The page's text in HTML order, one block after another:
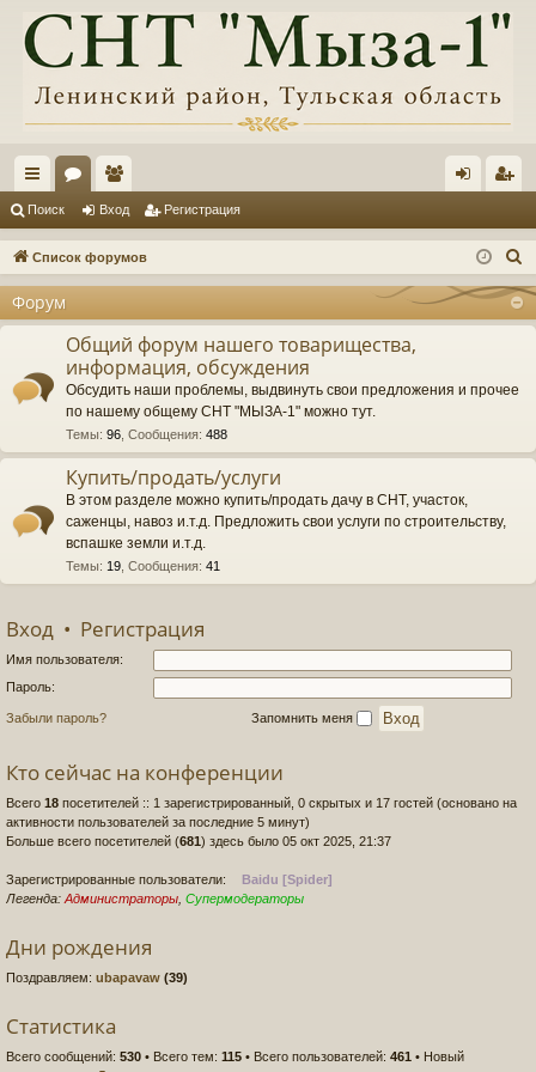
с
ы
и
ум
ол
ьз
ат
ел
и
д ис
ац
Поиск Вход Регистрация
Список форумов
Форум
Общий форум нашего товарищества,
информация, обсуждения
Обсудить наши проблемы, выдвинуть свои предложения и прочее
по нашему общему СНТ "МЫЗА-1" можно тут.
Темы: 96 Сообщения: 488
Купить/продать/услуги
В этом разделе можно купить/продать дачу в СНТ, участок,
саженцы, навоз и.т.д. Предложить свои услуги по строительству,
вспашке земли и.т.д.
Темы: 19 Сообщения: 41
Вход • Регистрация
Имя пользователя:
Пароль:
Забыли пароль? Запомнить меня
Кто сейчас на конференции
Всего 18 посетителей :: 1 зарегистрированный, 0 скрытых и 17 гостей (основано на
активности пользователей за последние 5 минут)
Больше всего посетителей (681) здесь было 05 окт 2025, 21:37
Зарегистрированные пользователи:
Baidu [Spider]
Легенда: Администраторы Супермодераторы
Дни рождения
Поздравляем: ubapavaw (39)
Статистика
Всего сообщений: 530 • Всего тем: 115 • Всего пользователей: 461 • Новый